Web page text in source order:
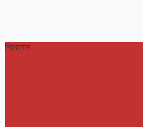
শিরোনাম